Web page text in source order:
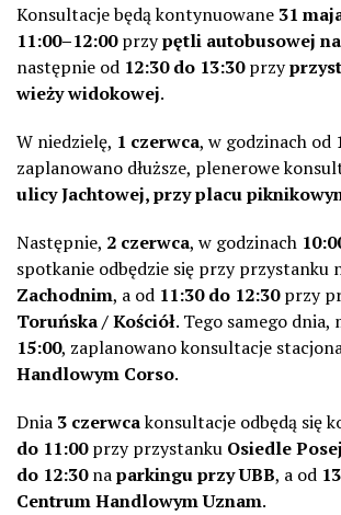
Konsultacje będą kontynuowane 31
11:00–12:00przypętli autobusowej
następnie od 12:30 do 13:30przy
wieży widokowej.
W niedzielę, 1 czerwca, w godzinach od
zaplanowano dłuższe, plenerowe
ulicy Jachtowej, przy placu
Następnie, 2 czerwca, w godzinach
spotkanie odbędzie się przy przystanku
Zachodnim, a od 11:30 do 12:30przy
Toruńska / Kościół. Tego samego dnia,
15:00, zaplanowano konsultacje
Handlowym Corso.
Dnia 3 czerwcakonsultacje odbędą się
do 11:00przy przystanku Osiedle
do 12:30naparkingu przy UBB, a od
Centrum Handlowym Uznam.